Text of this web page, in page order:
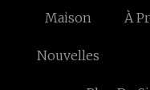
Maison À
Nouvelles